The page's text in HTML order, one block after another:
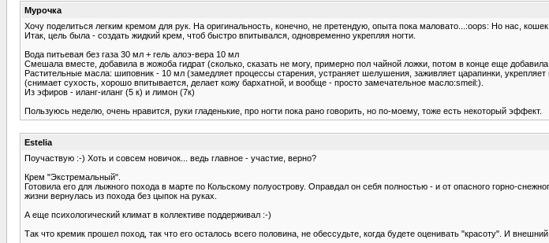
Мурочка
Хочу поделиться легким кремом для рук. На оригинальность, конечно, не претендую, опыта пока маловато...:oops: Но нас,
Итак, цель была - создать жидкий крем, чтоб быстро впитывался, одновременно укрепляя ногти.
Вода питьевая без газа 30 мл + гель алоэ-вера 10 мл
Смешала вместе, добавила в жожоба гидрат (сколько, сказать не могу, примерно пол чайной ложки, потом в конце еще добавила
Растительные масла: шиповник - 10 мл (замедляет процессы старения, устраняет шелушения, заживляет царапинки,
(снимает сухость, хорошо впитывается, делает кожу бархатной, и вообще - просто замечательное масло:smeil:).
Из эфиров - иланг-иланг (5 к) и лимон (7к)
Пользуюсь неделю, очень нравится, руки гладенькие, про ногти пока рано говорить, но по-моему, тоже есть некоторый эффект.
Estelia
Поучаствую :-) Хоть и совсем новичок... ведь главное - участие, верно?
Крем "Экстремальный".
Готовила его для лыжного похода в марте по Кольскому полуострову. Оправдал он себя полностью - и от опасного горно-
жизни вернулась из похода без цыпок на руках.
А еще психологический климат в коллективе поддерживал :-)
Так что кремик прошел поход, так что его осталось всего половина, не обессудьте, когда будете оценивать "красоту". И